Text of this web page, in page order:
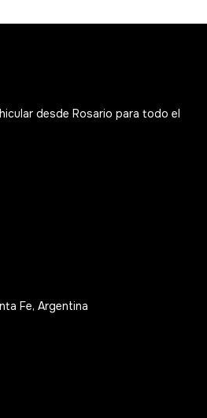
desde Rosario para todo el
Fe, Argentina